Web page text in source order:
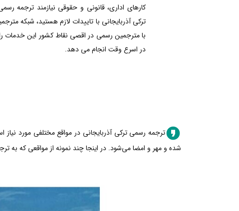
کارهای اداری، قانونی و حقوقی نیازمند ترجمه
ترکی آذربایجانی با تاییدات لازم هستید، شبکه
با مترجمین رسمی در اقصی نقاط کشور این خدمات
در اسرع وقت انجام می دهد.
ترجمه رسمی ترکی آذربایجانی در مواقع مختلفی مورد
شده و مهر و امضا می‌شود. در اینجا چند نمونه از مواقعی که به